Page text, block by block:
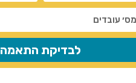
לבדיקת התאמה